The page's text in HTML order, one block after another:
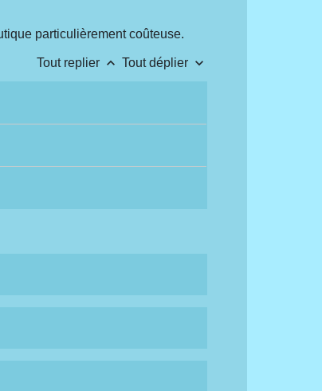
particulièrement coûteuse.
Tout replier keyboard_arrow_up Tout déplier keyboard_arrow_down